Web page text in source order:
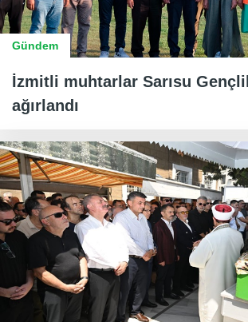
Gündem
İzmitli muhtarlar Sarısu
ağırlandı